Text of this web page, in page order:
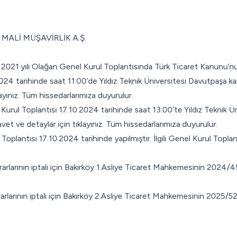
MÜŞAVİRLİK A.Ş.
yılı Olağan Genel Kurul Toplantısında Türk Ticaret
tarihinde saat 11:00’de Yıldız Teknik Üniversitesi Davutpaşa
Tüm hissedarlarımıza duyurulur.
Toplantısı 17.10.2024 tarihinde saat 13:00’te Yıldız Teknik
ve detaylar için tıklayınız. Tüm hissedarlarımıza duyurulur.
17.10.2024 tarihinde yapılmıştır. İlgili Genel Kurul
iptali için Bakırköy 1.Asliye Ticaret Mahkemesinin 2024/
iptali için Bakırköy 2.Asliye Ticaret Mahkemesinin 2025/52